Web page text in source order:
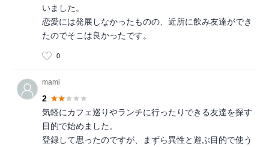
いました。
恋愛には発展しなかったものの、近所に飲み友達ができ
たのでそこは良かったです。
0
mami
2
気軽にカフェ巡りやランチに行ったりできる友達を探す
目的で始めました。
登録して思ったのですが、まずら異性と遊ぶ目的で使う